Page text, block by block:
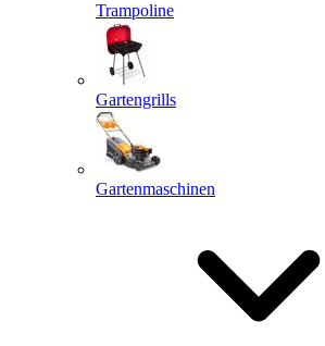
Trampoline
Gartengrills
Gartenmaschinen